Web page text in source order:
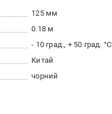
125 мм
0.18 м
- 10 град., + 50 град. °C
Китай
чорний